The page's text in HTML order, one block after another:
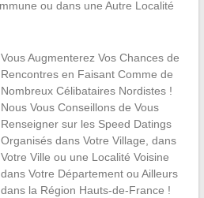
ou dans une Autre Localité
Vous Augmenterez Vos Chances de
Rencontres en Faisant Comme de
Nombreux Célibataires Nordistes !
Nous Vous Conseillons de Vous
Renseigner sur les Speed Datings
Organisés dans Votre Village, dans
Votre Ville ou une Localité Voisine
dans Votre Département ou Ailleurs
dans la Région Hauts-de-France !